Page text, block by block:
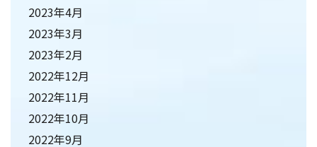
2023年4月
2023年3月
2023年2月
2022年12月
2022年11月
2022年10月
2022年9月